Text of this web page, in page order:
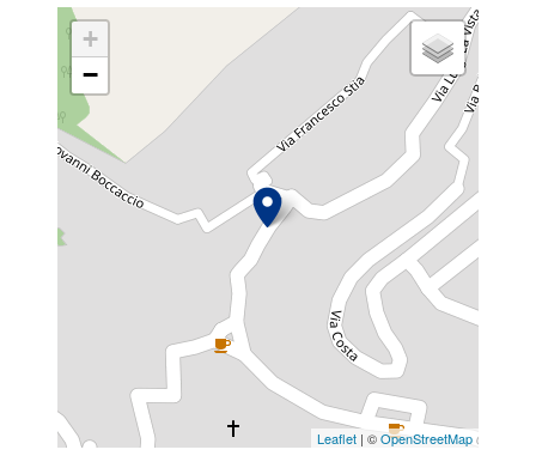
+
−
Leaflet | ©OpenStreetMap